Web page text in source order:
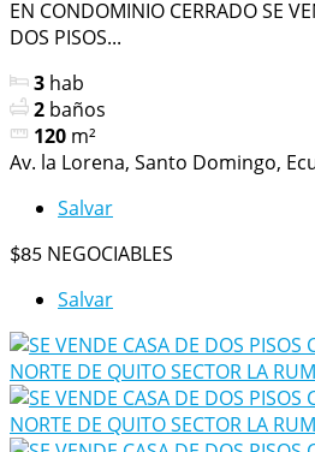
EN CONDOMINIO CERRADO SE
DOS PISOS...
3 hab
2 baños
120 m²
Av. la Lorena, Santo Domingo,
Salvar
$85 NEGOCIABLES
Salvar